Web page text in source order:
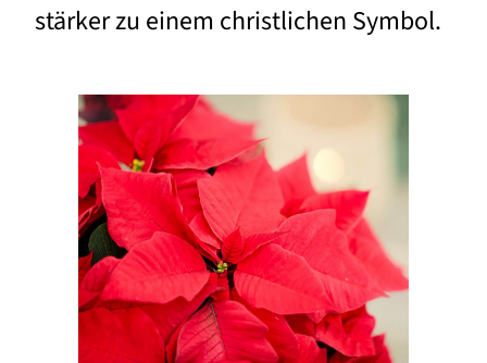
stärker zu einem christlichen Symbol.